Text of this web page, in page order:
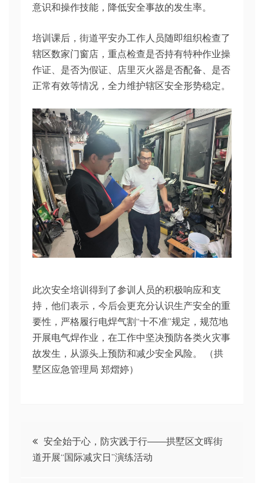
意识和操作技能，降低安全事故的发生率。
培训课后，街道平安办工作人员随即组织检查了
辖区数家门窗店，重点检查是否持有特种作业操
作证、是否为假证、店里灭火器是否配备、是否
正常有效等情况，全力维护辖区安全形势稳定。
此次安全培训得到了参训人员的积极响应和支
持，他们表示，今后会更充分认识生产安全的重
要性，严格履行电焊气割“十不准”规定，规范地
开展电气焊作业，在工作中坚决预防各类火灾事
故发生，从源头上预防和减少安全风险。 （拱
墅区应急管理局 郑熠婷）
文
章
安全始于心，防灾践于行——拱墅区文晖街
道开展“国际减灾日”演练活动